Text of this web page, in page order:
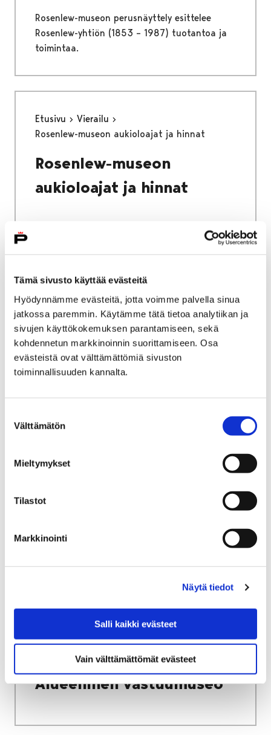
Tämä sivusto käyttää evästeitä
Hyödynnämme evästeitä, jotta voimme palvella sinua
jatkossa paremmin. Käytämme tätä tietoa analytiikan ja
sivujen käyttökokemuksen parantamiseen, sekä
kohdennetun markkinoinnin suorittamiseen. Osa
evästeistä ovat välttämättömiä sivuston
toiminnallisuuden kannalta.
valinta
Välttämätön
Mieltymykset
Tilastot
Markkinointi
Näytä tiedot
Salli kaikki evästeet
Vain välttämättömät evästeet
Rosenlew-museon perusnäyttely esittelee
Rosenlew-yhtiön (1853 – 1987) tuotantoa ja
toimintaa.
Etusivu
Vierailu
Rosenlew-museon aukioloajat ja hinnat
Rosenlew-museon
aukioloajat ja hinnat
Yhteystiedot
Saapuminen ja esteettömyys
Saapuminen ja
esteettömyys
Etusivu
Opastukset
Alueellinen vastuumuseo
Alueellinen vastuumuseo